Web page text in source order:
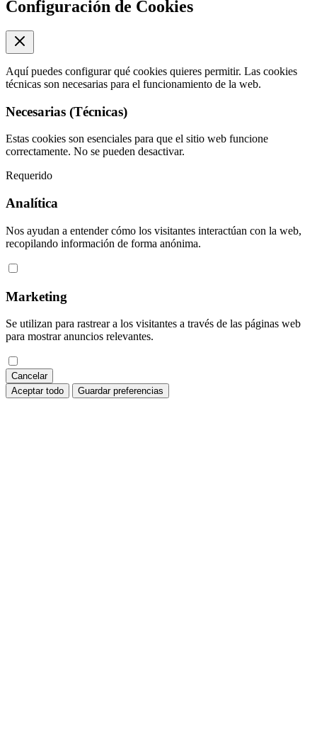
Configuración de Cookies
Aquí puedes configurar qué cookies quieres permitir. Las cookies
técnicas son necesarias para el funcionamiento de la web.
Necesarias (Técnicas)
Estas cookies son esenciales para que el sitio web funcione
correctamente. No se pueden desactivar.
Requerido
Analítica
Nos ayudan a entender cómo los visitantes interactúan con la web,
recopilando información de forma anónima.
Marketing
Se utilizan para rastrear a los visitantes a través de las páginas web
para mostrar anuncios relevantes.
Cancelar
Aceptar todo
Guardar preferencias